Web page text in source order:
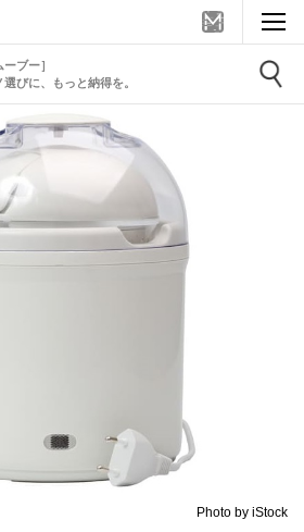
ーブー］
選びに、もっと納得を。
Photo by iStock